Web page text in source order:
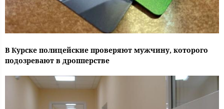
В Курске полицейские проверяют мужчину, которого
подозревают в дропперстве